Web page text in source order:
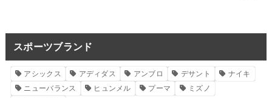
スポーツブランド
アシックス アディダス アンブロ デサント
ナイキ
ニューバランス
ヒュンメル プーマ
ミズノ